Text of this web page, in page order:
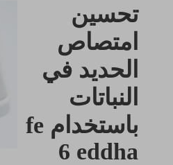
تحسين
امتصاص
الحديد في
النباتات
باستخدام fe
6 eddha